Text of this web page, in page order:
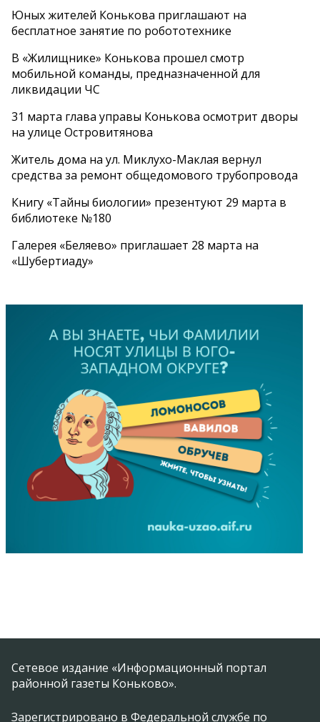
Юных жителей Конькова приглашают на
бесплатное занятие по робототехнике
В «Жилищнике» Конькова прошел смотр
мобильной команды, предназначенной для
ликвидации ЧС
31 марта глава управы Конькова осмотрит дворы
на улице Островитянова
Житель дома на ул. Миклухо-Маклая вернул
средства за ремонт общедомового трубопровода
Книгу «Тайны биологии» презентуют 29 марта в
библиотеке №180
Галерея «Беляево» приглашает 28 марта на
«Шубертиаду»
Сетевое издание «Информационный портал
районной газеты Коньково».
Зарегистрировано в Федеральной службе по